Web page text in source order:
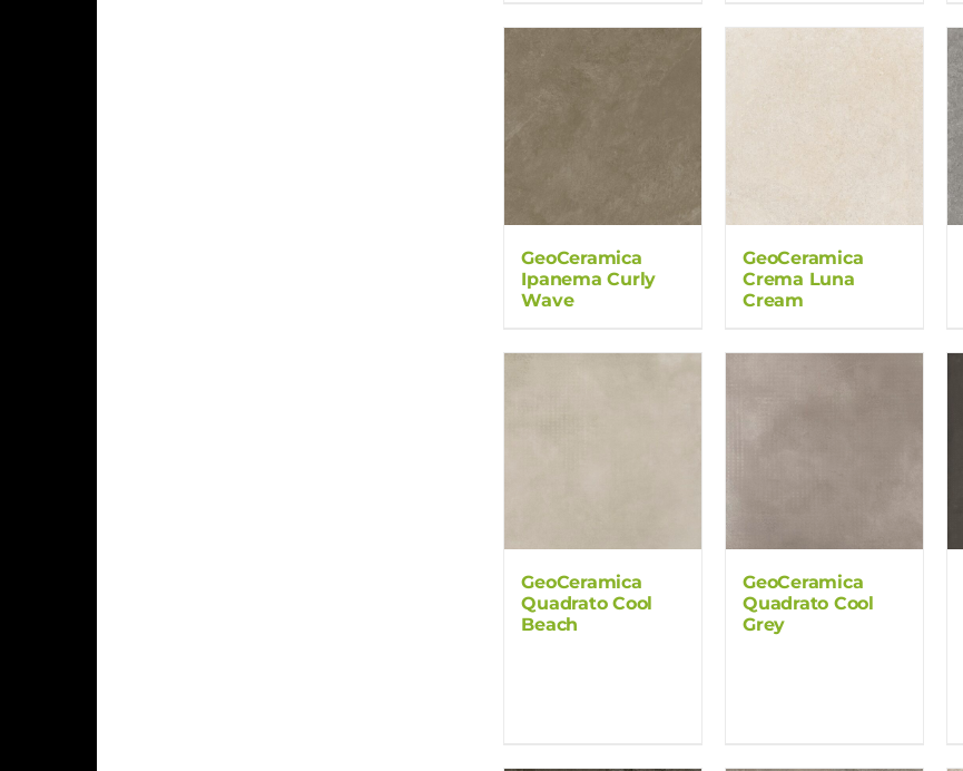
GeoCeramica
Ipanema Curly
Wave
GeoCeramica
Crema Luna
Cream
GeoCeramica
Quadrato Cool
Beach
GeoCeramica
Quadrato Cool
Grey